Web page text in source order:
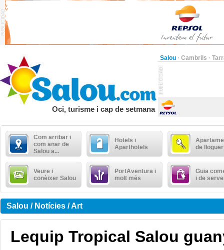
Salou · Cambrils ·
Oci, turisme i cap de setmana
Com arribar i
com anar de
Salou a...
Hotels i
Aparthotels
de lloguer
Veure i
conèixer Salou
PortAventura i
molt més
Guia
i de
Salou / Notícies / Art
Lequip Tropical Salou